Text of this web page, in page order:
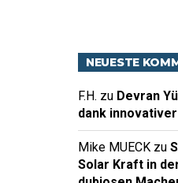
NEUESTE
F.H. zu Devran
dank
Mike MUECK zu
Solar Kraft in